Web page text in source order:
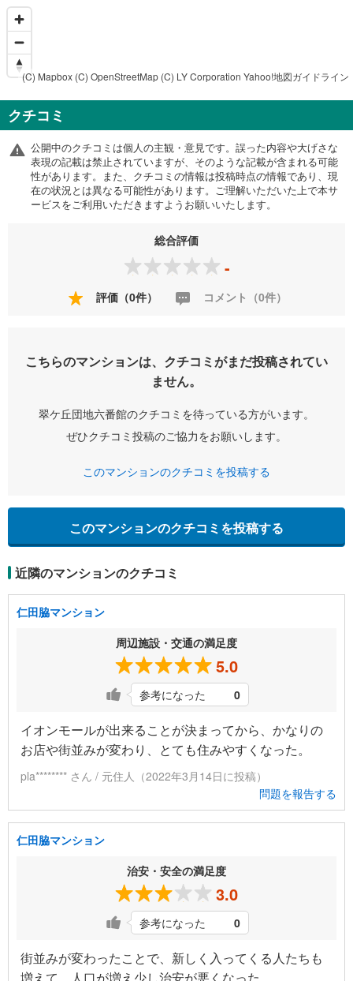
(C) Mapbox (C) OpenStreetMap (C) LY Corporation Yahoo!地図ガイドライン
クチコミ
公開中のクチコミは個人の主観・意見です。誤った内容や大げさな
表現の記載は禁止されていますが、そのような記載が含まれる可能
性があります。また、クチコミの情報は投稿時点の情報であり、現
在の状況とは異なる可能性があります。ご理解いただいた上で本サ
ービスをご利用いただきますようお願いいたします。
総合評価
-
評価（0件） コメント（0件）
こちらのマンションは、クチコミがまだ投稿されてい
ません。
翠ケ丘団地六番館のクチコミを待っている方がいます。
ぜひクチコミ投稿のご協力をお願いします。
このマンションのクチコミを投稿する
このマンションのクチコミを投稿する
近隣のマンションのクチコミ
仁田脇マンション
周辺施設・交通の満足度
5.0
参考になった 0
イオンモールが出来ることが決まってから、かなりの
お店や街並みが変わり、とても住みやすくなった。
pla******** さん / 元住人（2022年3月14日に投稿）
問題を報告する
仁田脇マンション
治安・安全の満足度
3.0
参考になった 0
街並みが変わったことで、新しく入ってくる人たちも